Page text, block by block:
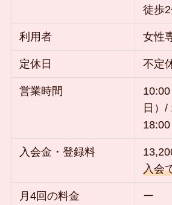
徒歩
利用者 女性
定休日 不定
営業時間
日）/
18:00
入会金・登録料
入会
月4回の料金 ー